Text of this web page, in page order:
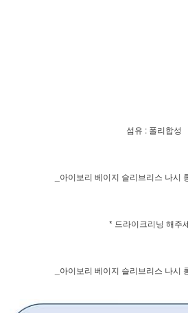
섬유 : 폴리합성
_아이보리 베이지 슬리브리스 나시
* 드라이크리닝 해주
_아이보리 베이지 슬리브리스 나시